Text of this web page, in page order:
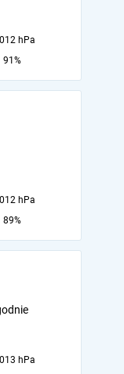
hPa
91%
hPa
89%
hPa